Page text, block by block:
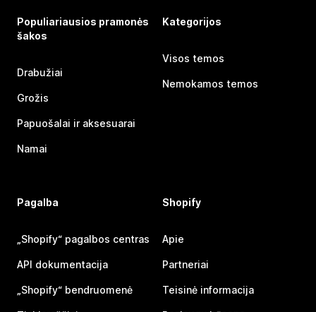
Populiariausios pramonės
šakos
Drabužiai
Grožis
Papuošalai ir aksesuarai
Namai
Kategorijos
Visos temos
Nemokamos temos
Pagalba
„Shopify“ pagalbos centras
API dokumentacija
„Shopify“ bendruomenė
Shopify
Apie
Partneriai
Teisinė informacija